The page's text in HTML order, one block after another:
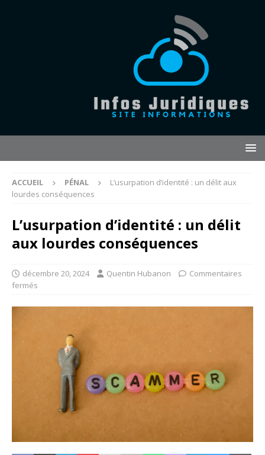
ACCUEIL PÉNAL
L’usurpation d’identité : un délit aux
lourdes conséquences
L’usurpation d’identité : un délit
aux lourdes conséquences
décembre 20, 2024 Quentin Hubanon
Commentaires
fermés